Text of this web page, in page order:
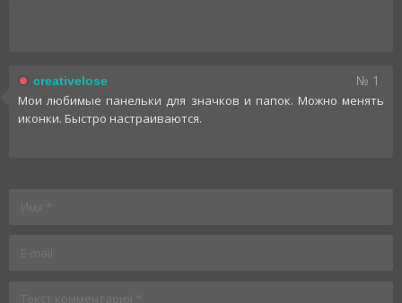
creativelose № 1
Мои любимые панельки для значков и папок. Можно менять
иконки. Быстро настраиваются.